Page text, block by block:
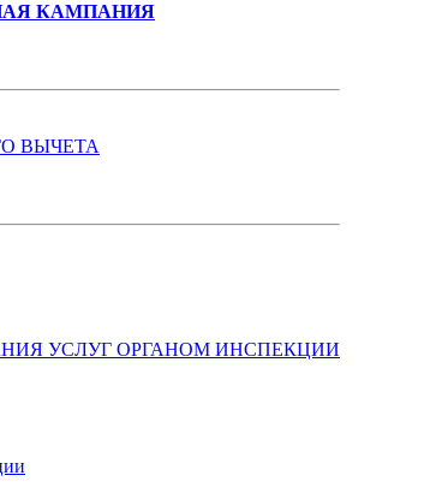
КАМПАНИЯ
ВЫЧЕТА
УСЛУГ ОРГАНОМ ИНСПЕКЦИИ